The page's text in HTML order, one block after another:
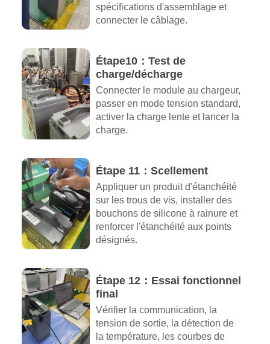
spécifications d'assemblage et
connecter le câblage.
Étape10：Test de
charge/décharge
Connecter le module au chargeur,
passer en mode tension standard,
activer la charge lente et lancer la
charge.
Étape 11：Scellement
Appliquer un produit d'étanchéité
sur les trous de vis, installer des
bouchons de silicone à rainure et
renforcer l'étanchéité aux points
désignés.
Étape 12：Essai fonctionnel
final
Vérifier la communication, la
tension de sortie, la détection de
la température, les courbes de